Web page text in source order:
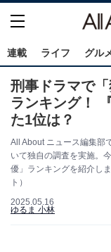
連載 ライフ グル
刑事ドラマで
ランキング！
た1位は？
All About ニュース編集部
いて独自の調査を実施。
優」ランキングを紹介し
ト）
2025.05.16
ゆるま 小林